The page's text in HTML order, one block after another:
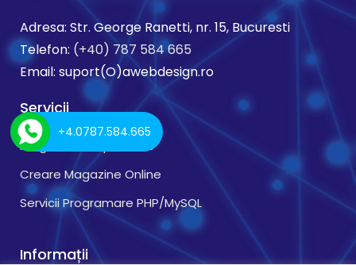
Adresa: Str. George Ranetti, nr. 15, Bucuresti
Telefon: (+40) 787 584 665
Email: suport(O)awebdesign.ro
Servicii
Programare OpenCart
Creare Magazine Online
Servicii Programare PHP/MySQL
Informații
+4.0787.584.665